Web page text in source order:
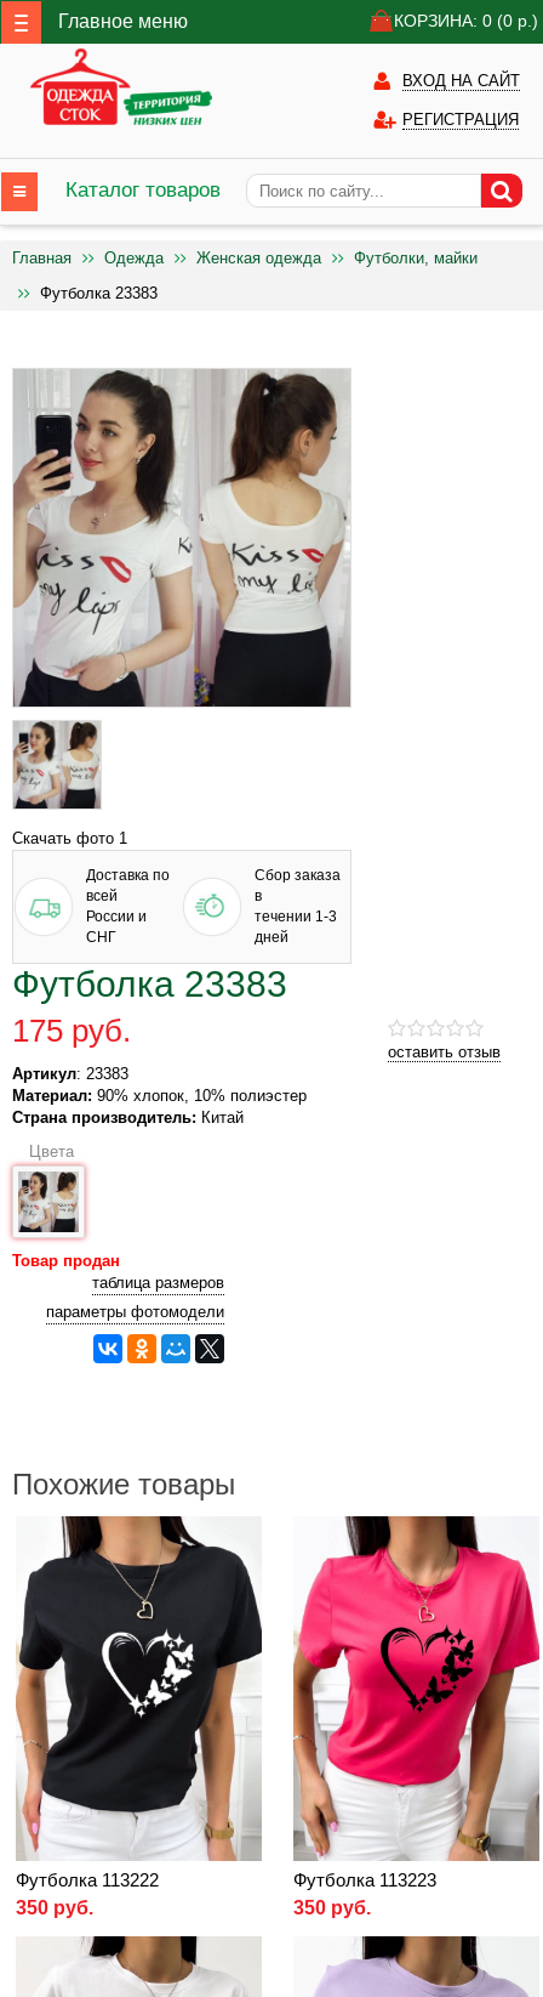
Главное меню КОРЗИНА: 0 (0 р.)
ВХОД НА САЙТ
РЕГИСТРАЦИЯ
Каталог товаров
Главная Одежда Женская одежда
Футболки, майки
Футболка 23383
Скачать фото 1
Доставка по
всей
России и
СНГ
Сбор заказа
в
течении 1-3
дней
Футболка 23383
оставить отзыв
175 руб.
Артикул: 23383
Материал: 90% хлопок, 10% полиэстер
Страна производитель: Китай
Цвета
Товар продан
таблица размеров
параметры фотомодели
Похожие товары
Футболка 113222
350 руб.
Футболка 113223
350 руб.